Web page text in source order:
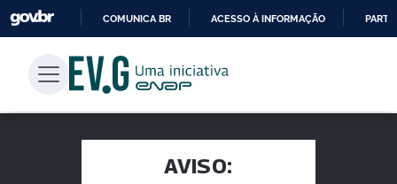
PARA
CONTEÚDO
COMUNICA BR ACESSO À INFORMAÇÃO
AVISO: